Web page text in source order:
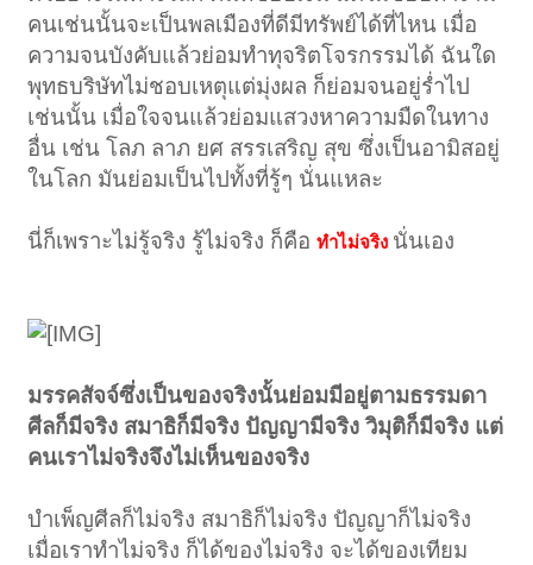
คนเช่นนั้นจะเป็นพลเมืองที่ดีมีทรัพย์ได้ที่ไหน เมื่อ
ความจนบังคับแล้วย่อมทำทุจริตโจรกรรมได้ ฉันใด
พุทธบริษัทไม่ชอบเหตุแต่มุ่งผล ก็ย่อมจนอยู่ร่ำไป
เช่นนั้น เมื่อใจจนแล้วย่อมแสวงหาความมืดในทาง
อื่น เช่น โลภ ลาภ ยศ สรรเสริญ สุข ซึ่งเป็นอามิสอยู่
ในโลก มันย่อมเป็นไปทั้งที่รู้ๆ นั่นแหละ
นี่ก็เพราะไม่รู้จริง รู้ไม่จริง ก็คือทำไม่จริง นั่นเอง
มรรคสัจจ์ซึ่งเป็นของจริงนั้นย่อมมีอยู่ตามธรรมดา
ศีลก็มีจริง สมาธิก็มีจริง ปัญญามีจริง วิมุติก็มีจริง แต่
คนเราไม่จริงจึงไม่เห็นของจริง
บำเพ็ญศีลก็ไม่จริง สมาธิก็ไม่จริง ปัญญาก็ไม่จริง
เมื่อเราทำไม่จริง ก็ได้ของไม่จริง จะได้ของเทียม